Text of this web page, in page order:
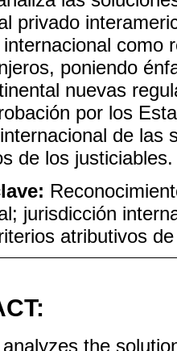
privado
como
poniendo
nuevas
por los
de las
de los justiciables.
jurisdicción
atributivos
the